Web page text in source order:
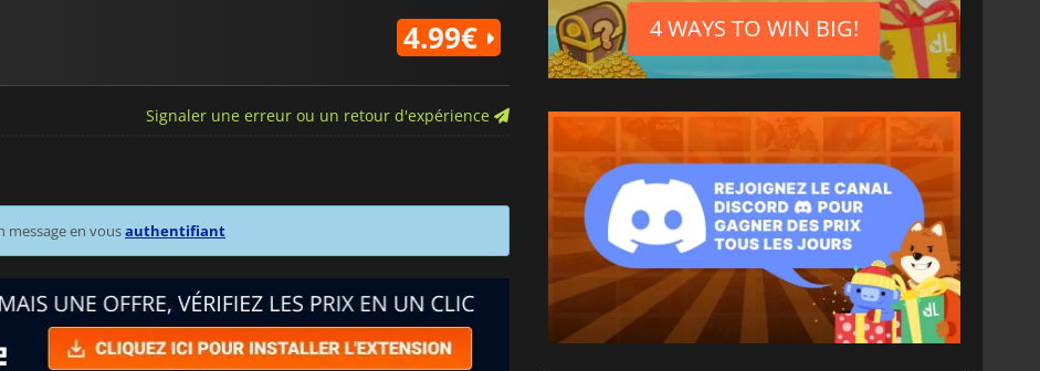
4.99€
Signaler une erreur ou un retour d'expérience
message en vousauthentifiant
4 WAYS TO WIN BIG!